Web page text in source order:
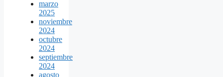
marzo
2025
noviembre
2024
octubre
2024
septiembre
2024
agosto